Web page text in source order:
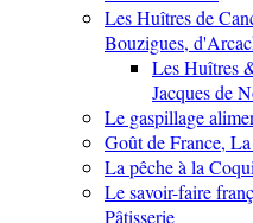
Les Huîtres de
Bouzigues,
Les Huîtres
Jacques de
Le gaspillage
Goût de France,
La pêche à la
Le savoir-faire
Pâtisserie